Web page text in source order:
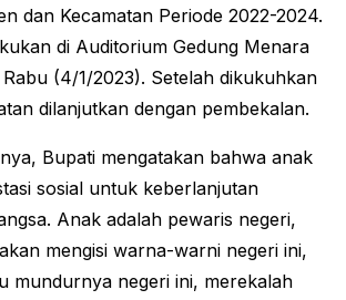
dan Kecamatan Periode 2022-2024.
di Auditorium Gedung Menara
Rabu (4/1/2023). Setelah dikukuhkan
dilanjutkan dengan pembekalan.
Bupati mengatakan bahwa anak
sosial untuk keberlanjutan
Anak adalah pewaris negeri,
mengisi warna-warni negeri ini,
mundurnya negeri ini, merekalah